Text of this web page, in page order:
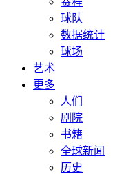
球队
数据统计
球场
艺术
更多
人们
剧院
书籍
全球新闻
历史